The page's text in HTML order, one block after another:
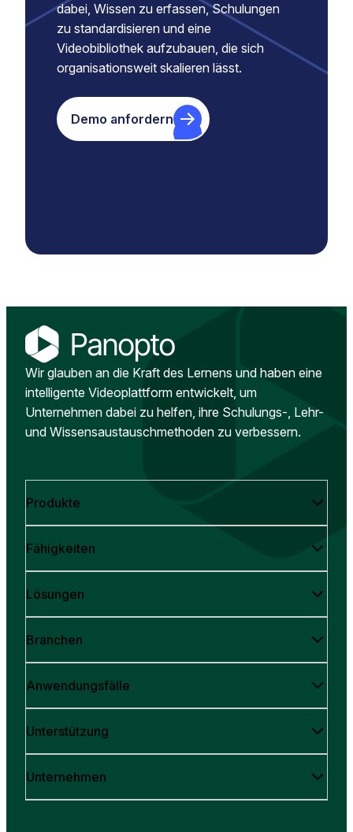
dabei, Wissen zu erfassen, Schulungen
zu standardisieren und eine
Videobibliothek aufzubauen, die sich
organisationsweit skalieren lässt.
Demo anfordern
Wir glauben an die Kraft des Lernens und haben eine
intelligente Videoplattform entwickelt, um
Unternehmen dabei zu helfen, ihre Schulungs-, Lehr-
und Wissensaustauschmethoden zu verbessern.
Produkte
Fähigkeiten
Lösungen
Branchen
Anwendungsfälle
Unterstützung
Unternehmen